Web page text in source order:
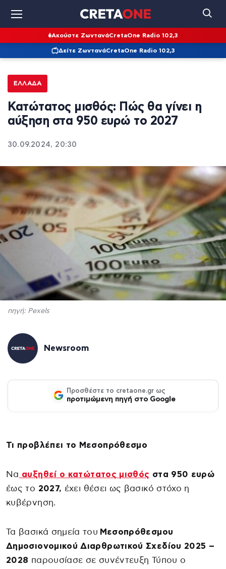
Ακούστε ΖωντανάCretaOne Radio 102,3
Δείτε ΖωντανάCretaOne Radio 102,3
ΕΛΛΆΔΑ
Κατώτατος μισθός: Πώς θα γίνει η
αύξηση στα 950 ευρώ το 2027
30.09.2024, 20:30
πηγή: Pexels
Newsroom
Προσθέστε το cretaone.gr ως
προτιμώμενη πηγή στο Google
Τι προβλέπει το Μεσοπρόθεσμο
Να αυξηθεί ο κατώτατος μισθός στα 950 ευρώ
έως το 2027, έχει θέσει ως βασικό στόχο η
κυβέρνηση.
Τα βασικά σημεία του Μεσοπρόθεσμου
Δημοσιονομικού Διαρθρωτικού Σχεδίου 2025 –
2028 παρουσίασε σε συνέντευξη Τύπου ο